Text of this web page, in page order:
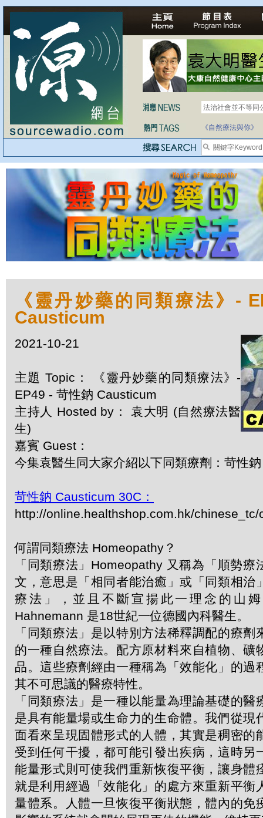
法治社會並不等同
自家教育合法化-
《自然療法與你》
《靈丹妙藥的同類療法》-
Causticum
2021-10-21
主題 Topic： 《靈丹妙藥的同類療法》-
EP49 - 苛性鈉 Causticum
主持人 Hosted by： 袁大明 (自然療法醫
生)
嘉賓 Guest：
今集袁醫生同大家介紹以下同類療劑：苛性
苛性鈉 Causticum 30C：
http://online.healthshop.com.hk/
何謂同類療法 Homeopathy？
「同類療法」Homeopathy 又稱為「順勢療
文，意思是「相同者能治癒」或「同類相治
療法」，並且不斷宣揚此一理念的山
Hahnemann 是18世紀一位德國內科醫生。
「同類療法」是以特別方法稀釋調配的療劑
的一種自然療法。配方原材料來自植物、礦
品。這些療劑經由一種稱為「效能化」的過
其不可思議的醫療特性。
「同類療法」是一種以能量為理論基礎的醫
是具有能量場或生命力的生命體。我們從現
面看來呈現固體形式的人體，其實是稠密的
受到任何干擾，都可能引發出疾病，這時另
能量形式則可使我們重新恢復平衡，讓身體
就是利用經過「效能化」的處方來重新平衡
量體系。人體一旦恢復平衡狀態，體內的免